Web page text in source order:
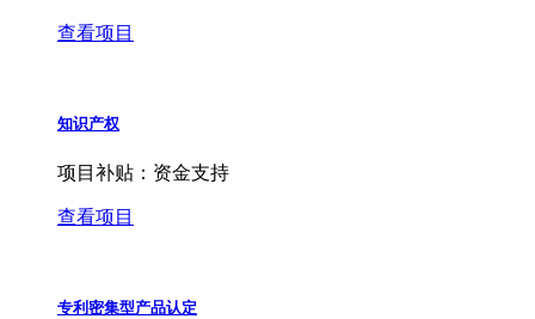
查看项目
知识产权
项目补贴： 资金支持
查看项目
专利密集型产品认定